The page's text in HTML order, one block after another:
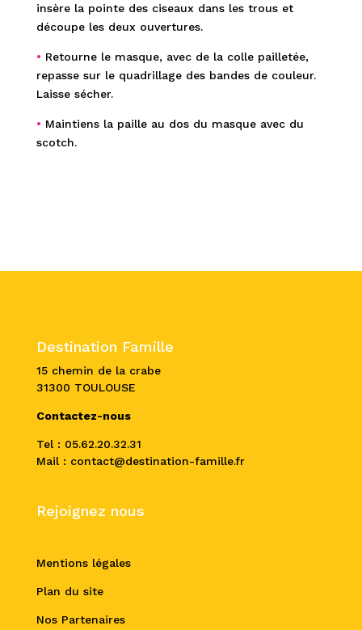
insère la pointe des ciseaux dans les trous et
découpe les deux ouvertures.
• Retourne le masque, avec de la colle pailletée,
repasse sur le quadrillage des bandes de couleur.
Laisse sécher.
• Maintiens la paille au dos du masque avec du
scotch.
Destination Famille
15 chemin de la crabe
31300 TOULOUSE
Contactez-nous
Tel : 05.62.20.32.31
Mail : contact@destination-famille.fr
Rejoignez nous
Mentions légales
Plan du site
Nos Partenaires